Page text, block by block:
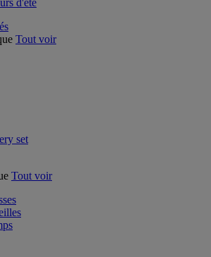
d'été
Tout voir
set
Tout voir